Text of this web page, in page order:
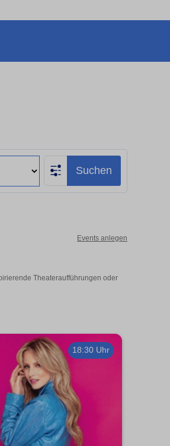
Suchen
Events anlegen
Theateraufführungen oder
18:30 Uhr